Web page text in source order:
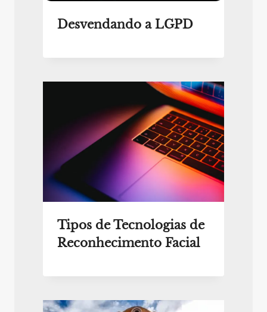
Desvendando a LGPD
Tipos de Tecnologias de
Reconhecimento Facial